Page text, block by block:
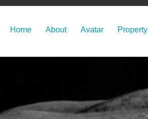
Home About Avatar Property